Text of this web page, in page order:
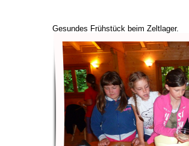
Gesundes Frühstück beim Zeltlager.